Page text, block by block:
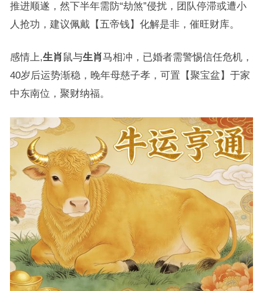
推进顺遂，然下半年需防“劫煞”侵扰，团队停滞或遭小
人抢功，建议佩戴【五帝钱】化解是非，催旺财库。
感情上,生肖鼠与生肖马相冲，已婚者需警惕信任危机，
40岁后运势渐稳，晚年母慈子孝，可置【聚宝盆】于家
中东南位，聚财纳福。